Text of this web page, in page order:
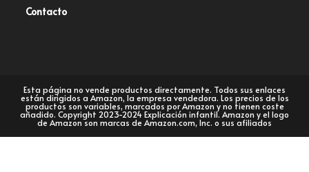
Contacto
Esta página no vende productos directamente. Todos sus enlaces
están dirigidos a Amazon, la empresa vendedora. Los precios de los
productos son variables, marcados por Amazon y no tienen coste
añadido. Copyright 2023-2024 Explicación infantil. Amazon y el logo
de Amazon son marcas de Amazon.com, Inc. o sus afiliados